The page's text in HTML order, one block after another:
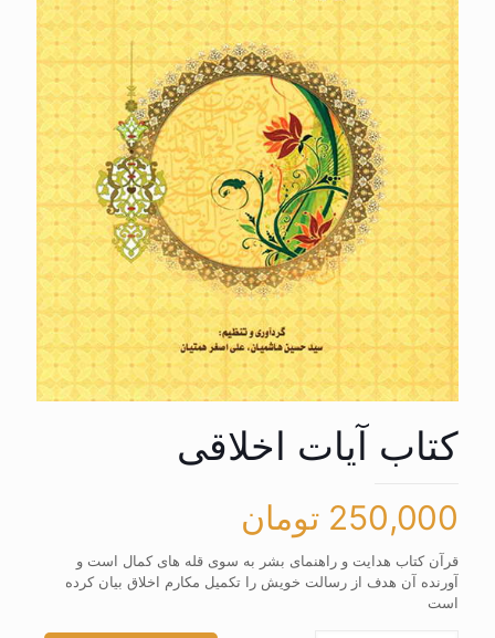
کتاب آیات اخلاقی
250,000 تومان
قرآن کتاب هدایت و راهنمای بشر به سوی قله های کمال است و
آورنده آن هدف از رسالت خویش را تکمیل مکارم اخلاق بیان کرده
است